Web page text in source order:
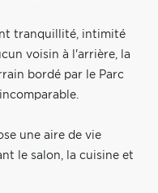
tranquillité, intimité
voisin à l'arrière, la
bordé par le Parc
une aire de vie
le salon, la cuisine et